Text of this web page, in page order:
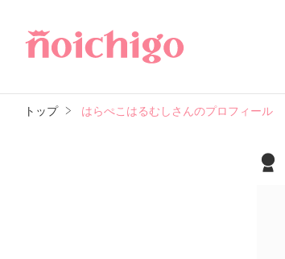
トップ はらぺこはるむしさんのプロフィール